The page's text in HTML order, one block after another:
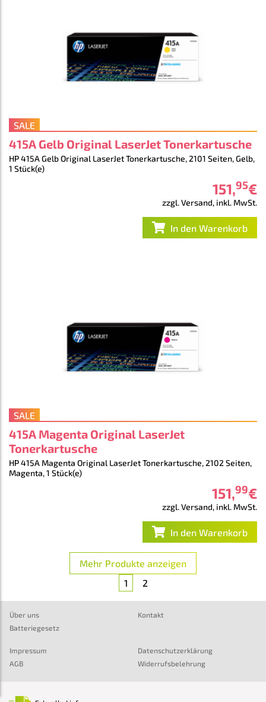
SALE
415A Gelb Original LaserJet Tonerkartusche
HP 415A Gelb Original LaserJet Tonerkartusche, 2101 Seiten, Gelb,
1 Stück(e)
151,95€
zzgl. Versand, inkl. MwSt.
In den Warenkorb
SALE
415A Magenta Original LaserJet
Tonerkartusche
HP 415A Magenta Original LaserJet Tonerkartusche, 2102 Seiten,
Magenta, 1 Stück(e)
151,99€
zzgl. Versand, inkl. MwSt.
In den Warenkorb
Mehr Produkte anzeigen
1
2
Über uns
Batteriegesetz
Kontakt
Impressum
AGB
Datenschutzerklärung
Widerrufsbelehrung